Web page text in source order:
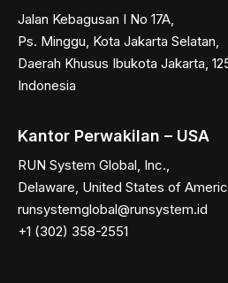
Jalan Kebagusan I No 17A,
Ps. Minggu, Kota Jakarta Selatan,
Daerah Khusus Ibukota Jakarta,
Indonesia
Kantor Perwakilan – USA
RUN System Global, Inc.,
Delaware, United States of
runsystemglobal@runsystem.id
+1 (302) 358-2551